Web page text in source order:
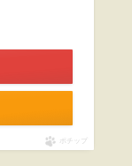
ポチップ